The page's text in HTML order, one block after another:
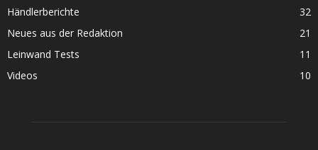
Händlerberichte
32
Neues aus der Redaktion
21
Leinwand Tests
11
Videos
10